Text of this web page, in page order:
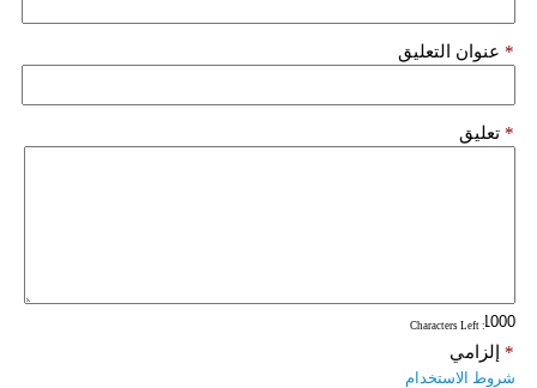
عنوان التعليق *
تعليق *
: Characters Left
إلزامي *
شروط الاستخدام